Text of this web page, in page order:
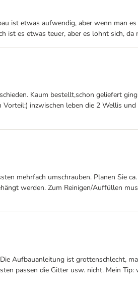
etwas aufwendig, aber wenn man
ist es etwas teuer, aber es lohnt sich,
Kaum bestellt,schon geliefert
inzwischen leben die 2 Wellis
mehrfach umschrauben. Planen Sie
werden. Zum Reinigen/Auffüllen
Aufbauanleitung ist grottenschlecht,
passen die Gitter usw. nicht. Mein